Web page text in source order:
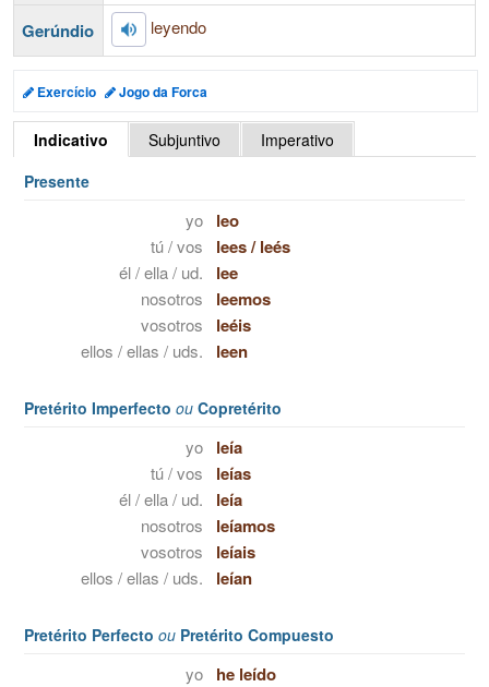
Gerúndio leyendo
Exercício Jogo da Forca
Indicativo Subjuntivo
Imperativo
Presente
yo leo
tú / vos lees/leés
él / ella / ud. lee
nosotros leemos
vosotros leéis
ellos / ellas / uds. leen
Pretérito Imperfecto ou Copretérito
yo leía
tú / vos leías
él / ella / ud. leía
nosotros leíamos
vosotros leíais
ellos / ellas / uds. leían
Pretérito Perfecto ou Pretérito Compuesto
yo he leído